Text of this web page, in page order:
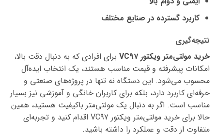
کاربرد گسترده در صنایع مختلف
نتیجه‌گیری
خرید مولتی‌متر ویکتور VC97
برای افرادی که به دنبال دقت بالا،
امکانات پیشرفته و قیمت مناسب هستند، یک انتخاب ایده‌آل
محسوب می‌شود. این دستگاه نه تنها در پروژه‌های صنعتی و
حرفه‌ای کاربرد دارد، بلکه برای کاربران خانگی و آموزشی نیز بسیار
مناسب است. اگر به دنبال یک مولتی‌متر باکیفیت هستید، همین
حالا برای خرید مولتی‌متر ویکتور VC97 اقدام کنید و تجربه‌ای
متفاوت از دقت و عملکرد را داشته باشید.